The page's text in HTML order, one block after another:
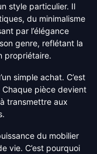
style particulier. Il
du minimalisme
par l’élégance
genre, reflétant la
propriétaire.
simple achat. C’est
Chaque pièce devient
transmettre aux
du mobilier
vie. C’est pourquoi